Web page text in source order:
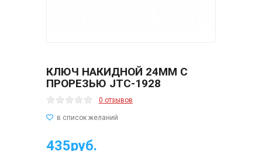
КЛЮЧ НАКИДНОЙ 24ММ С
ПРОРЕЗЬЮ JTC-1928
0 отзывов
435руб.